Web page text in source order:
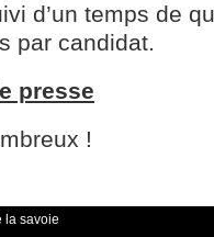
d’un temps de
par candidat.
presse
!
la savoie